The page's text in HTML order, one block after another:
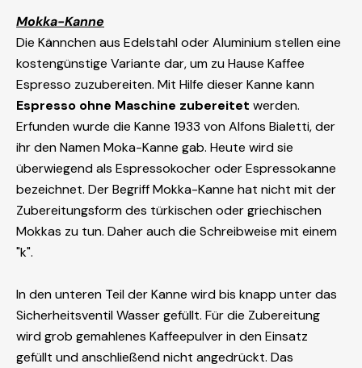
Mokka-Kanne
Die Kännchen aus Edelstahl oder Aluminium stellen eine
kostengünstige Variante dar, um zu Hause Kaffee
Espresso zuzubereiten. Mit Hilfe dieser Kanne kann
Espresso ohne Maschine zubereitet werden.
Erfunden wurde die Kanne 1933 von Alfons Bialetti, der
ihr den Namen Moka-Kanne gab. Heute wird sie
überwiegend als Espressokocher oder Espressokanne
bezeichnet. Der Begriff Mokka-Kanne hat nicht mit der
Zubereitungsform des türkischen oder griechischen
Mokkas zu tun. Daher auch die Schreibweise mit einem
"k".
In den unteren Teil der Kanne wird bis knapp unter das
Sicherheitsventil Wasser gefüllt. Für die Zubereitung
wird grob gemahlenes Kaffeepulver in den Einsatz
gefüllt und anschließend nicht angedrückt. Das